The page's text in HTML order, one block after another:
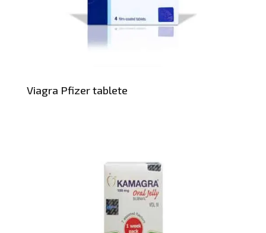
Viagra Pfizer tablete